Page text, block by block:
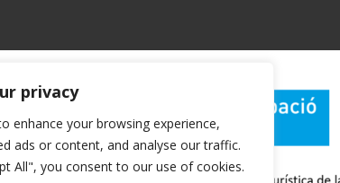
privacy
enhance your browsing experience,
ads or content, and analyse our traffic.
All", you consent to our use of cookies.